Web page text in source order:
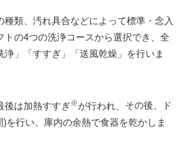
種類、汚れ具合などによって標準・念入
トの4つの洗浄コースから選択でき、全
浄」「すすぎ」「送風乾燥」を行いま
後は加熱すすぎ※ が行われ、 その後、ド
を行い、庫内の余熱で食器を乾かしま